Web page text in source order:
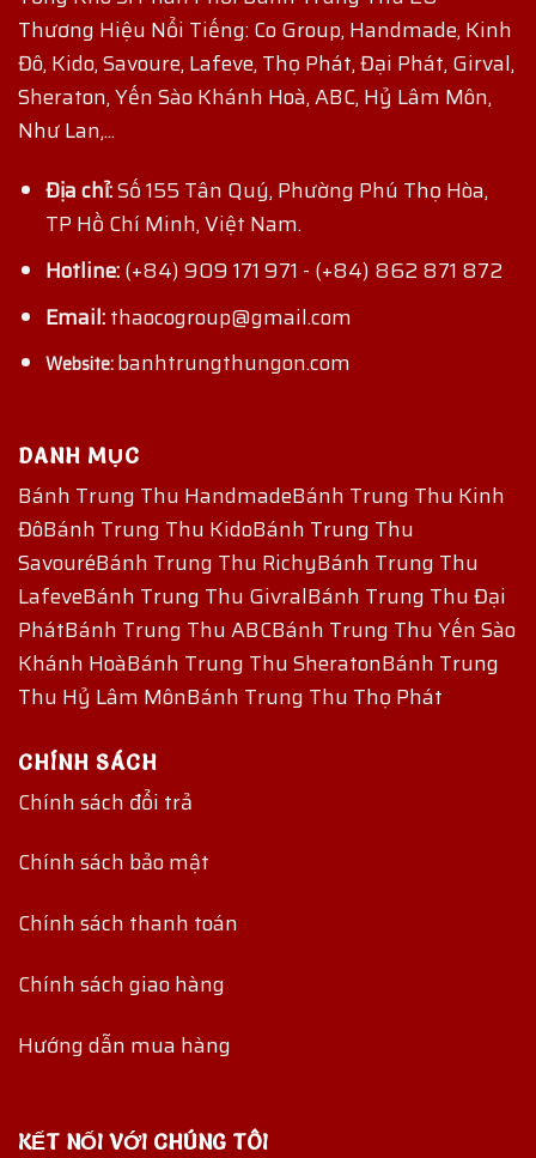
Thương Hiệu Nổi Tiếng: Co Group, Handmade, Kinh
Đô, Kido, Savoure, Lafeve, Thọ Phát, Đại Phát, Girval,
Sheraton, Yến Sào Khánh Hoà, ABC, Hỷ Lâm Môn,
Như Lan,...
Địa chỉ:Số 155 Tân Quý, Phường Phú Thọ Hòa,
TP Hồ Chí Minh, Việt Nam.
Hotline:(+84) 909 171 971 - (+84) 862 871 872
Email:thaocogroup@gmail.com
Website:banhtrungthungon.com
DANH MỤC
Bánh Trung Thu HandmadeBánh Trung Thu Kinh
ĐôBánh Trung Thu KidoBánh Trung Thu
SavouréBánh Trung Thu RichyBánh Trung Thu
LafeveBánh Trung Thu GivralBánh Trung Thu Đại
PhátBánh Trung Thu ABCBánh Trung Thu Yến Sào
Khánh HoàBánh Trung Thu SheratonBánh Trung
Thu Hỷ Lâm MônBánh Trung Thu Thọ Phát
CHÍNH SÁCH
Chính sách đổi trả
Chính sách bảo mật
Chính sách thanh toán
Chính sách giao hàng
Hướng dẫn mua hàng
KẾT NỐI VỚI CHÚNG TÔI